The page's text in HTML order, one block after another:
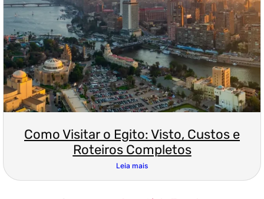
Como Visitar o Egito: Visto, Custos e
Roteiros Completos
Leia mais